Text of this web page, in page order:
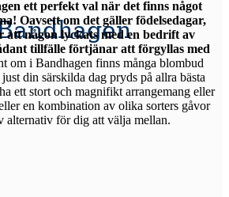
ett perfekt val när det finns något
Oavsett om det gäller födelsedagar,
att någon lyckats med en bedrift av
tillfälle förtjänar att förgyllas med
din särskilda dag pryds på allra bästa
ett stort och magnifikt arrangemang eller
en kombination av olika sorters gåvor
alternativ för dig att välja mellan.